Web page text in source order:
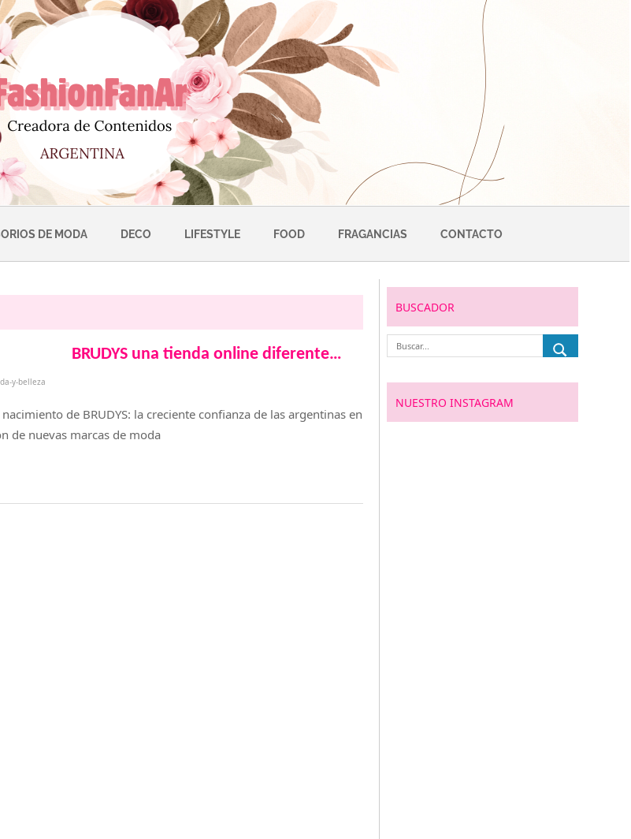
DE MODA DECO LIFESTYLE FOOD FRAGANCIAS CONTACTO
BRUDYS una tienda online diferente…
y-belleza
de BRUDYS: la creciente confianza de las argentinas en
de nuevas marcas de moda
BUSCADOR
NUESTRO INSTAGRAM